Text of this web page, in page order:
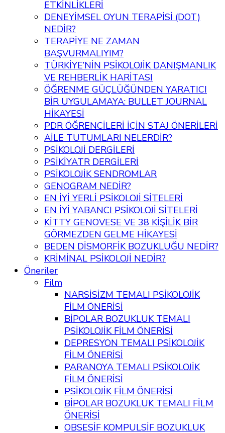
ETKİNLİKLERİ
DENEYİMSEL OYUN TERAPİSİ (DOT)
NEDİR?
TERAPİYE NE ZAMAN
BAŞVURMALIYIM?
TÜRKİYE’NİN PSİKOLOJİK DANIŞMANLIK
VE REHBERLİK HARİTASI
ÖĞRENME GÜÇLÜĞÜNDEN YARATICI
BİR UYGULAMAYA: BULLET JOURNAL
HİKAYESİ
PDR ÖĞRENCİLERİ İÇİN STAJ ÖNERİLERİ
AİLE TUTUMLARI NELERDİR?
PSİKOLOJİ DERGİLERİ
PSİKİYATR DERGİLERİ
PSİKOLOJİK SENDROMLAR
GENOGRAM NEDİR?
EN İYİ YERLİ PSİKOLOJİ SİTELERİ
EN İYİ YABANCI PSİKOLOJİ SİTELERİ
KİTTY GENOVESE VE 38 KİŞİLİK BİR
GÖRMEZDEN GELME HİKAYESİ
BEDEN DİSMORFİK BOZUKLUĞU NEDİR?
KRİMİNAL PSİKOLOJİ NEDİR?
Öneriler
Film
NARSİSİZM TEMALI PSİKOLOJİK
FİLM ÖNERİSİ
BİPOLAR BOZUKLUK TEMALI
PSİKOLOJİK FİLM ÖNERİSİ
DEPRESYON TEMALI PSİKOLOJİK
FİLM ÖNERİSİ
PARANOYA TEMALI PSİKOLOJİK
FİLM ÖNERİSİ
PSİKOLOJİK FİLM ÖNERİSİ
BİPOLAR BOZUKLUK TEMALI FİLM
ÖNERİSİ
OBSESİF KOMPULSİF BOZUKLUK